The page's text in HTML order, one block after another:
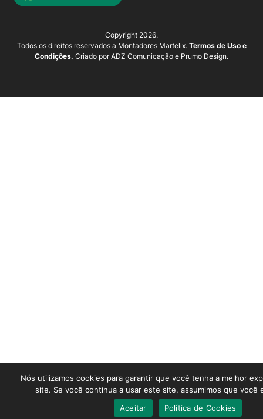
Copyright 2026.
Todos os direitos reservados a Montadores Martelix. Termos de Uso e
Condições. Criado porADZ Comunicação e Prumo Design.
Nós utilizamos cookies para garantir que você tenha a melhor
site. Se você continua a usar este site, assumimos que você
Aceitar
Política de Cookies